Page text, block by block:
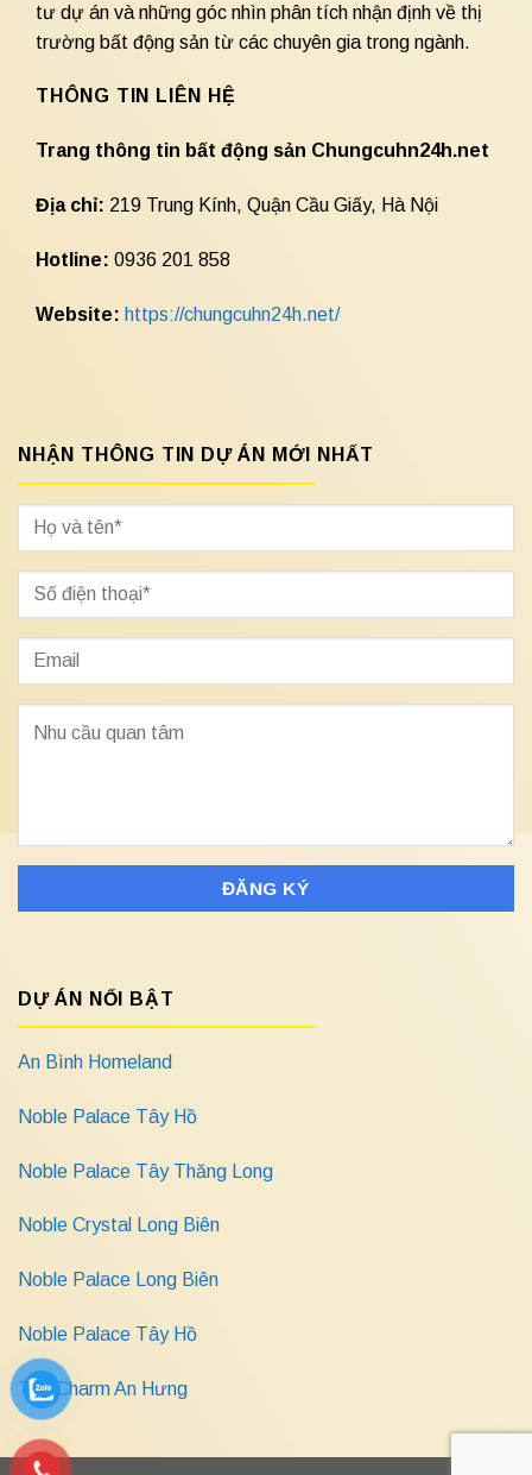
tư dự án và những góc nhìn phân tích nhận định về thị
trường bất động sản từ các chuyên gia trong ngành.
THÔNG TIN LIÊN HỆ
Trang thông tin bất động sản Chungcuhn24h.net
Địa chỉ: 219 Trung Kính, Quận Cầu Giấy, Hà Nội
Hotline: 0936 201 858
Website: https://chungcuhn24h.net/
NHẬN THÔNG TIN DỰ ÁN MỚI NHẤT
DỰ ÁN NỔI BẬT
An Bình Homeland
Noble Palace Tây Hồ
Noble Palace Tây Thăng Long
Noble Crystal Long Biên
Noble Palace Long Biên
Noble Palace Tây Hồ
The Charm An Hưng